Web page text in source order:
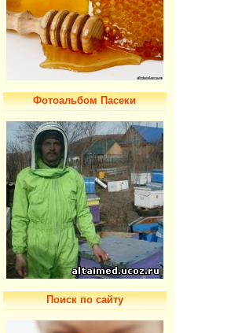
Фотоальбом Пасеки
Поиск по сайту